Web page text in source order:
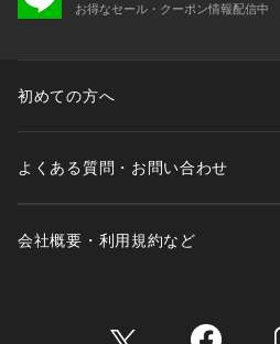
お得なセール・クーポン情報配信中
初めての方へ
よくある質問・お問い合わせ
会社概要・利用規約など